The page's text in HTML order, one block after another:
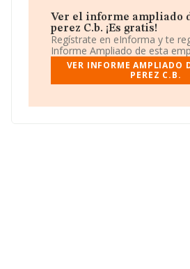
Ver el informe ampliado
perez C.b. ¡Es gratis!
Regístrate en eInforma y te
Informe Ampliado de esta
VER INFORME AMPLIADO
PEREZ C.B.